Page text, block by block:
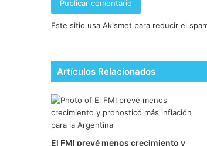
Este sitio usa Akismet para reducir el
Artículos Relacionados
El FMI prevé menos crecimiento y